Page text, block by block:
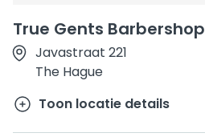
True Gents Barbershop
Javastraat 221
The Hague
Toon locatie details